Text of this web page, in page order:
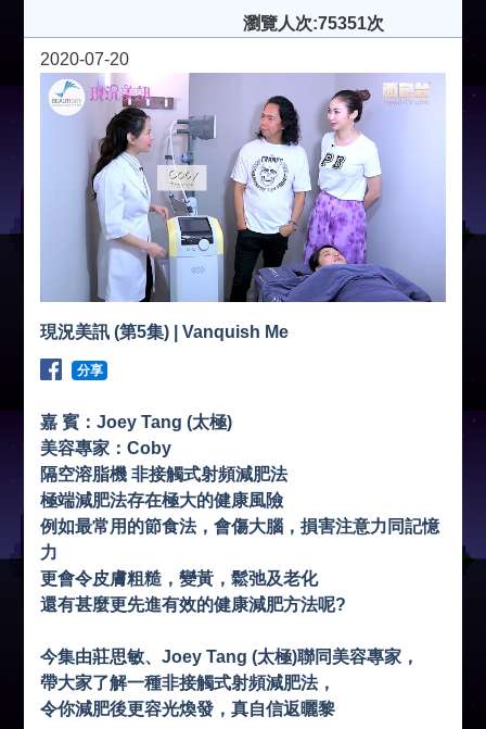
瀏覽人次:75351次
2020-07-20
現況美訊 (第5集) | Vanquish Me
分享
嘉 賓：Joey Tang (太極)
美容專家：Coby
隔空溶脂機 非接觸式射頻減肥法
極端減肥法存在極大的健康風險
例如最常用的節食法，會傷大腦，損害注意力同記憶
力
更會令皮膚粗糙，變黃，鬆弛及老化
還有甚麼更先進有效的健康減肥方法呢?
今集由莊思敏、Joey Tang (太極)聯同美容專家，
帶大家了解一種非接觸式射頻減肥法，
令你減肥後更容光煥發，真自信返曬黎